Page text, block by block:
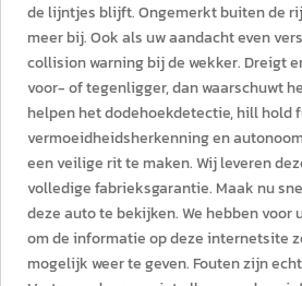
de lijntjes blijft. Ongemerkt buiten de
meer bij. Ook als uw aandacht even
collision warning bij de wekker. Dreigt
voor- of tegenligger, dan waarschuwt
helpen het dodehoekdetectie, hill hold
vermoeidheidsherkenning en
een veilige rit te maken. Wij leveren
volledige fabrieksgarantie. Maak nu
deze auto te bekijken. We hebben voor
om de informatie op deze internetsite
mogelijk weer te geven. Fouten zijn